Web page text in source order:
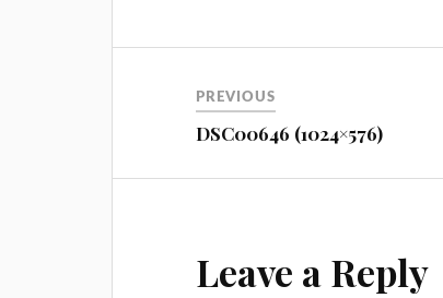
PREVIOUS
DSC00646 (1024×576)
Leave a Reply